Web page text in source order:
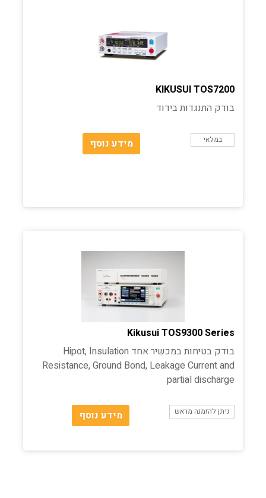
KIKUSUI TOS7200
בודק התנגדות בידוד
במלאי מידע נוסף
Kikusui TOS9300 Series
בודק בטיחות במכשיר אחד Hipot, Insulation
Resistance, Ground Bond, Leakage Current and
partial discharge
ניתן להזמנה מראש מידע נוסף